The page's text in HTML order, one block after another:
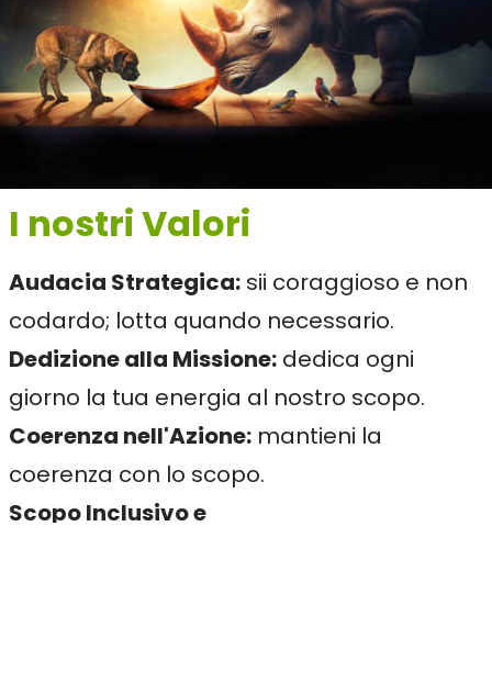
I nostri Valori
Audacia Strategica: sii coraggioso e non
codardo; lotta quando necessario.
Dedizione alla Missione: dedica ogni
giorno la tua energia al nostro scopo.
Coerenza nell'Azione: mantieni la
coerenza con lo scopo.
Scopo Inclusivo e